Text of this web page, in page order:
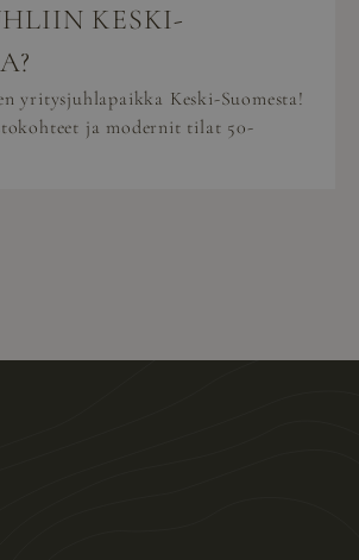
KESKI-
yritysjuhlapaikka Keski-Suomesta!
ja modernit tilat 50-